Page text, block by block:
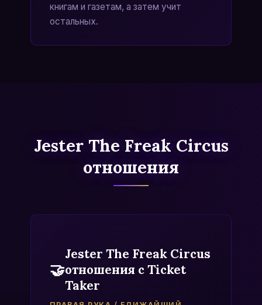
книгам и газетам, а затем учит
остальных.
Jester The Freak Circus
отношения
🤝
Jester The Freak Circus
отношения с Ticket
Taker